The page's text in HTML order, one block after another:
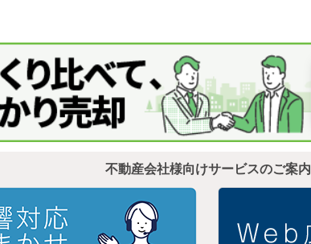
不動産会社様向けサービスのご案内